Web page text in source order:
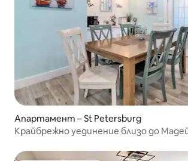
Апартамент – St Petersburg
Крайбрежно уединение близо до